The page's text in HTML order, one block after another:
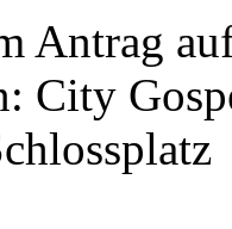
Antrag
City